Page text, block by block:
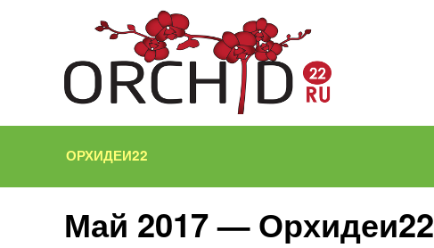
ОРХИДЕИ22
Май 2017 — Орхидеи22